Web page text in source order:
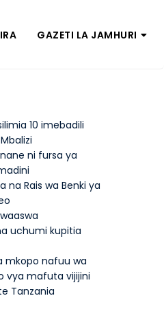
GAZETI LA JAMHURI
10 imebadili
ni fursa ya
na Rais wa Benki ya
uchumi kupitia
mkopo nafuu wa
vya mafuta vijijini
Tanzania